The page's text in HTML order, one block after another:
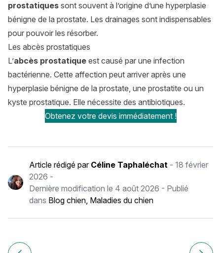
prostatiques sont souvent à l’origine d’une hyperplasie
bénigne de la prostate. Les drainages sont indispensables
pour pouvoir les résorber.
Les abcès prostatiques
L’abcès prostatique est causé par une infection
bactérienne. Cette affection peut arriver après une
hyperplasie bénigne de la prostate, une prostatite ou un
kyste prostatique. Elle nécessite des antibiotiques.
Obtenez votre devis immédiatement !
Article rédigé par Céline Taphaléchat- 18 février
2026 -
Dernière modification le 4 août 2026 - Publié
dans Blog chien, Maladies du chien
Navigation